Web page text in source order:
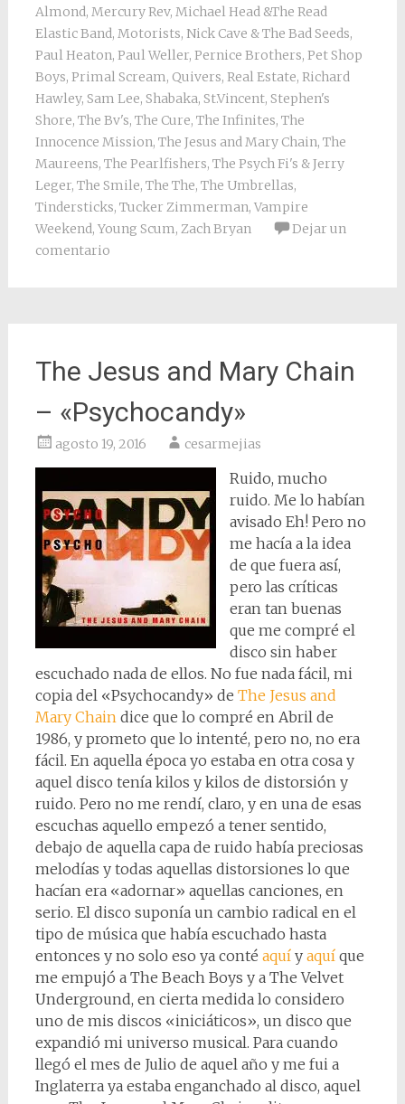
Almond, Mercury Rev, Michael Head &The Read
Elastic Band, Motorists, Nick Cave & The Bad Seeds,
Paul Heaton, Paul Weller, Pernice Brothers, Pet Shop
Boys, Primal Scream, Quivers, Real Estate, Richard
Hawley, Sam Lee, Shabaka, St.Vincent, Stephen's
Shore, The Bv's, The Cure, The Infinites, The
Innocence Mission, The Jesus and Mary Chain, The
Maureens, The Pearlfishers, The Psych Fi's & Jerry
Leger, The Smile, The The, The Umbrellas,
Tindersticks, Tucker Zimmerman, Vampire
Weekend, Young Scum, Zach Bryan
Dejar un
comentario
The Jesus and Mary Chain
– «Psychocandy»
agosto 19, 2016 cesarmejias
Ruido, mucho
ruido. Me lo habían
avisado Eh! Pero no
me hacía a la idea
de que fuera así,
pero las críticas
eran tan buenas
que me compré el
disco sin haber
escuchado nada de ellos. No fue nada fácil, mi
copia del «Psychocandy» de The Jesus and
Mary Chaindice que lo compré en Abril de
1986, y prometo que lo intenté, pero no, no era
fácil. En aquella época yo estaba en otra cosa y
aquel disco tenía kilos y kilos de distorsión y
ruido. Pero no me rendí, claro, y en una de esas
escuchas aquello empezó a tener sentido,
debajo de aquella capa de ruido había preciosas
melodías y todas aquellas distorsiones lo que
hacían era «adornar» aquellas canciones, en
serio. El disco suponía un cambio radical en el
tipo de música que había escuchado hasta
entonces y no solo eso ya conté aquíy aquíque
me empujó a The Beach Boys y a The Velvet
Underground, en cierta medida lo considero
uno de mis discos «iniciáticos», un disco que
expandió mi universo musical. Para cuando
llegó el mes de Julio de aquel año y me fui a
Inglaterra ya estaba enganchado al disco, aquel